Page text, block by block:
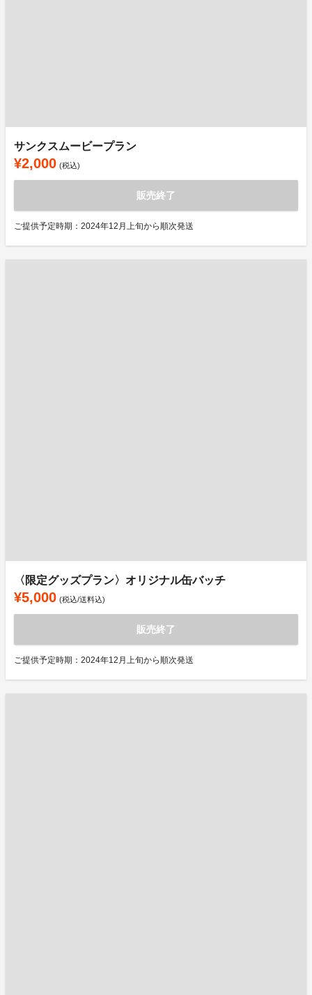
サンクスムービープラン
¥2,000 (税込)
販売終了
ご提供予定時期：2024年12月上旬から順次発送
〈限定グッズプラン〉オリジナル缶バッチ
¥5,000 (税込/送料込)
販売終了
ご提供予定時期：2024年12月上旬から順次発送